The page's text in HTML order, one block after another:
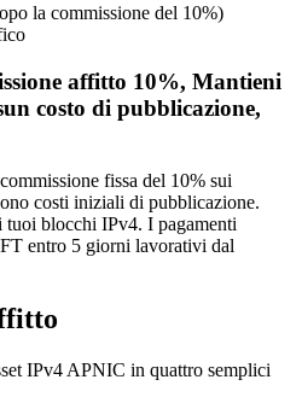
la commissione del 10%)
affitto 10%, Mantieni
costo di pubblicazione,
fissa del 10% sui
costi iniziali di pubblicazione.
blocchi IPv4. I pagamenti
entro 5 giorni lavorativi dal
IPv4 APNIC in quattro semplici